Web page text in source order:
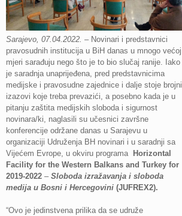
Sarajevo, 07.04.2022. – Novinari i predstavnici
pravosudnih institucija u BiH danas u mnogo većoj
mjeri sarađuju nego što je to bio slučaj ranije. Iako
je saradnja unaprijeđena, pred predstavnicima
medijske i pravosudne zajednice i dalje stoje brojni
izazovi koje treba prevazići, a posebno kada je u
pitanju zaštita medijskih sloboda i sigurnost
novinara/ki, naglasili su učesnici završne
konferencije održane danas u Sarajevu u
organizaciji Udruženja BH novinari i u saradnji sa
Vijećem Evrope, u okviru programa Horizontal
Facility for the Western Balkans and Turkey for
2019-2022 – Sloboda izražavanja i sloboda
medija u Bosni i Hercegovini (JUFREX2).
“Ovo je jedinstvena prilika da se udruže